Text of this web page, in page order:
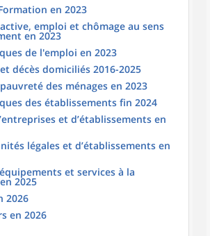
en 2023
emploi et chômage au sens
en 2023
de l'emploi en 2023
décès domiciliés 2016-2025
des ménages en 2023
des établissements fin 2024
et d’établissements en
légales et d’établissements en
et services à la
2025
2026
en 2026